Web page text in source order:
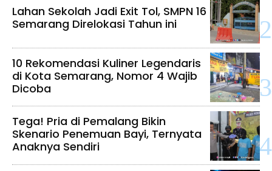
Lahan Sekolah Jadi Exit Tol, SMPN 16
Semarang Direlokasi Tahun ini
10 Rekomendasi Kuliner Legendaris
di Kota Semarang, Nomor 4 Wajib
Dicoba
Tega! Pria di Pemalang Bikin
Skenario Penemuan Bayi, Ternyata
Anaknya Sendiri